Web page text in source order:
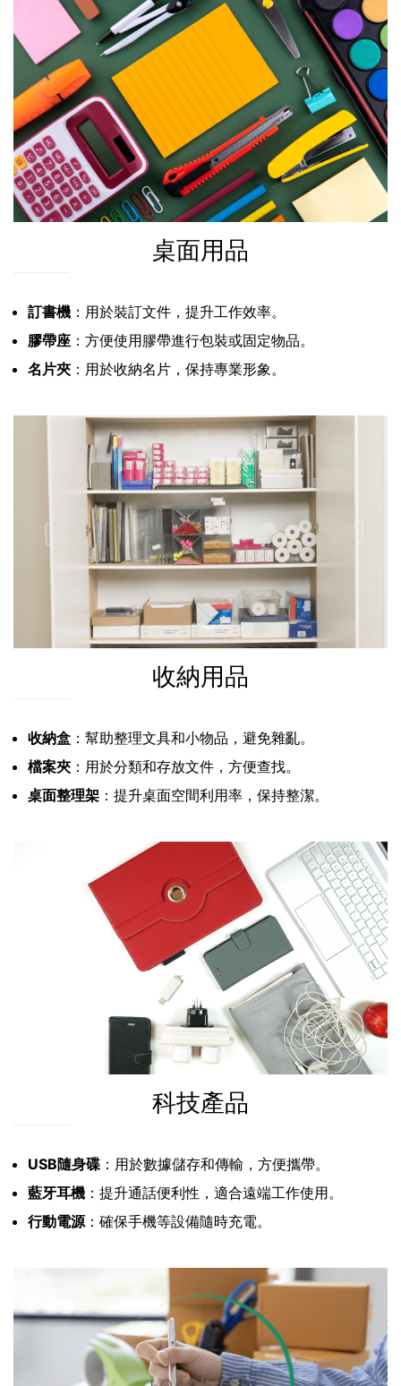
桌面用品
訂書機 ：用於裝訂文件，提升工作效率。
膠帶座 ：方便使用膠帶進行包裝或固定物品。
名片夾 ：用於收納名片，保持專業形象。
收納用品
收納盒 ：幫助整理文具和小物品，避免雜亂。
檔案夾 ：用於分類和存放文件，方便查找。
桌面整理架 ：提升桌面空間利用率，保持整潔。
科技產品
USB隨身碟 ：用於數據儲存和傳輸，方便攜帶。
藍牙耳機 ：提升通話便利性，適合遠端工作使用。
行動電源：確保手機等設備隨時充電。